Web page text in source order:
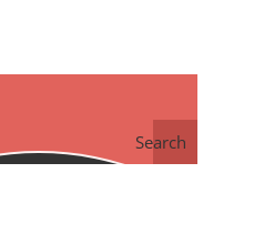
Search